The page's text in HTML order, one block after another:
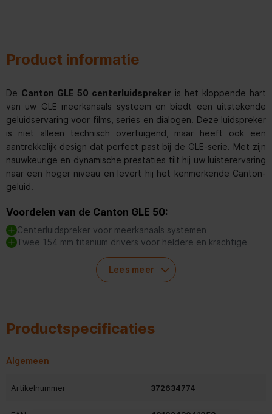
Product informatie
De Canton GLE 50 centerluidspreker is het kloppende hart
van uw GLE meerkanaals systeem en biedt een uitstekende
geluidservaring voor films, series en dialogen. Deze luidspreker
is niet alleen technisch overtuigend, maar heeft ook een
aantrekkelijk design dat perfect past bij de GLE-serie. Met zijn
nauwkeurige en dynamische prestaties tilt hij uw luisterervaring
naar een hoger niveau en levert hij het kenmerkende Canton-
geluid.
Voordelen van de Canton GLE 50:
Centerluidspreker voor meerkanaals systemen
Twee 154 mm titanium drivers voor heldere en krachtige
Neutraal middengebied met uitstekende detailresolutie
25 mm aluminium-mangaan tweetersysteem voor
meerkanaals homecinema
De Canton GLE 50 centerluidspreker is uitgerust met twee 154
Lees meer
Productspecificaties
Algemeen
Artikelnummer 372634774